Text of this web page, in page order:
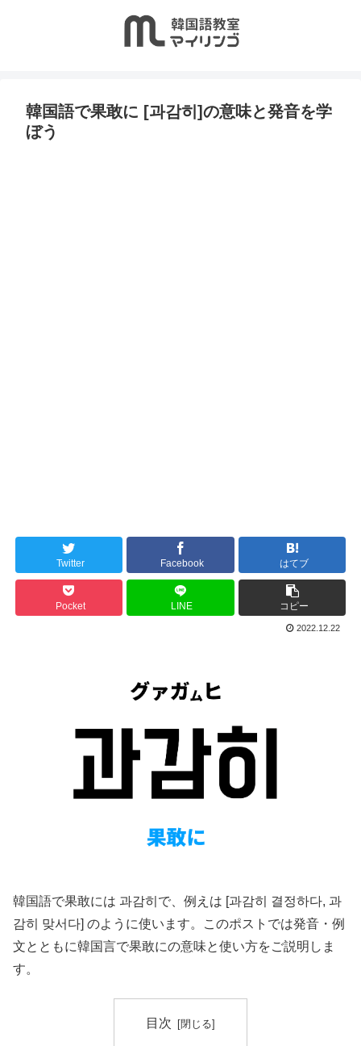
韓国語で果敢に [과감히]の意味と発音を学
ぼう
Twitter Facebook はてブ
Pocket LINE コピー
2022.12.22
韓国語で果敢には 과감히で、例えは [과감히 결정하다, 과
감히 맞서다] のように使います。このポストでは発音・例
文とともに韓国言で果敢にの意味と使い方をご説明しま
す。
目次